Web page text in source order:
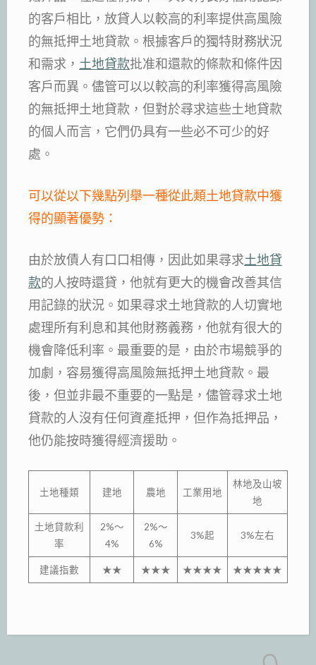
的客戶相比，放貸人以較高的利率提供高風險
的無抵押土地貸款。根據客戶的獨特財務狀況
和需求， 土地貸款批准和還款的條款和條件因
客戶而異。儘管可以以較高的利率獲得高風險
的無抵押土地貸款，但對於尋求這些土地貸款
的個人而言，它們仍具有一些必不可少的好
處。
可以從以下幾點列舉一種從此類土地貸款中獲
得的顯著優勢：
由於放債人有口口相傳，因此如果尋求土地貸
款的人按時還貸，他就有更大的機會改善其信
用記錄的狀況。如果尋求土地貸款的人切實地
處理所有利息和其他財務義務，他就有很大的
機會降低利率。最重要的是，由於市場競爭的
加劇，容易獲得高風險無抵押土地貸款。最
後，但並非最不重要的一點是，儘管尋求土地
貸款的人沒有任何資產抵押，但作為抵押品，
他仍能按時獲得經濟援助。
土地種類 建地 農地 工業用地
林地及山坡
地
土地貸款利
率
2%～
4%
2%～
6%
3%起 3%左右
建議指數 ★★ ★★★ ★★★★ ★★★★★